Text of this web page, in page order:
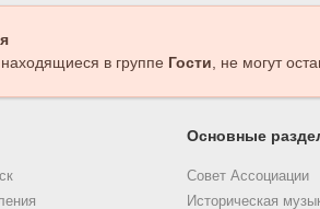
в группе Гости, не могут
Основные
Совет Ассоциации
Историческая